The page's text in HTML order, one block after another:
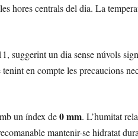
hores centrals del dia. La
suggerint un dia sense núvols
en compte les precaucions
un índex de0 mm. L’humitat
mantenir-se hidratat